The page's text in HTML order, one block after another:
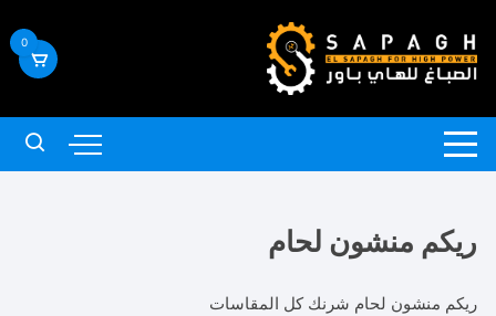
إلى
المحتوى
0
ريكم منشون لحام
ريكم منشون لحام شرنك كل المقاسات